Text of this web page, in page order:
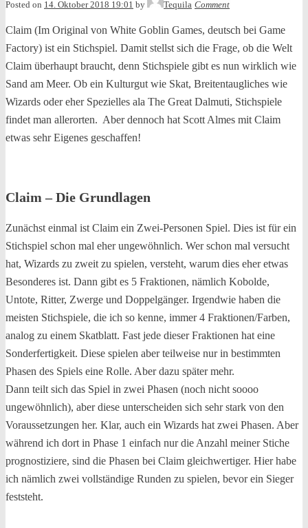
Posted on 14. Oktober 2018 19:01 by Tequila Comment
Claim (Im Original von White Goblin Games, deutsch bei Game
Factory) ist ein Stichspiel. Damit stellst sich die Frage, ob die Welt
Claim überhaupt braucht, denn Stichspiele gibt es nun wirklich wie
Sand am Meer. Ob ein Kulturgut wie Skat, Breitentaugliches wie
Wizards oder eher Spezielles ala The Great Dalmuti, Stichspiele
findet man allerorten. Aber dennoch hat Scott Almes mit Claim
etwas sehr Eigenes geschaffen!
Claim – Die Grundlagen
Zunächst einmal ist Claim ein Zwei-Personen Spiel. Dies ist für ein
Stichspiel schon mal eher ungewöhnlich. Wer schon mal versucht
hat, Wizards zu zweit zu spielen, versteht, warum dies eher etwas
Besonderes ist. Dann gibt es 5 Fraktionen, nämlich Kobolde,
Untote, Ritter, Zwerge und Doppelgänger. Irgendwie haben die
meisten Stichspiele, die ich so kenne, immer 4 Fraktionen/Farben,
analog zu einem Skatblatt. Fast jede dieser Fraktionen hat eine
Sonderfertigkeit. Diese spielen aber teilweise nur in bestimmten
Phasen des Spiels eine Rolle. Aber dazu später mehr.
Dann teilt sich das Spiel in zwei Phasen (noch nicht soooo
ungewöhnlich), aber diese unterscheiden sich sehr stark von den
Voraussetzungen her. Klar, auch ein Wizards hat zwei Phasen. Aber
während ich dort in Phase 1 einfach nur die Anzahl meiner Stiche
prognostiziere, sind die Phasen bei Claim gleichwertiger. Hier habe
ich nämlich zwei vollständige Runden zu spielen, bevor ein Sieger
feststeht.